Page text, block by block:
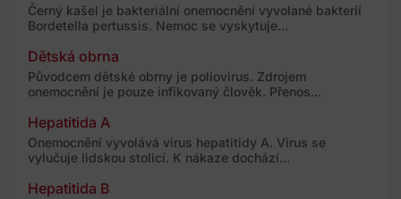
Černý kašel je bakteriální onemocnění vyvolané bakterií
Bordetella pertussis. Nemoc se vyskytuje...
Dětská obrna
Původcem dětské obrny je poliovirus. Zdrojem
onemocnění je pouze infikovaný člověk. Přenos...
Hepatitida A
Onemocnění vyvolává virus hepatitidy A. Virus se
vylučuje lidskou stolicí. K nákaze dochází...
Hepatitida B